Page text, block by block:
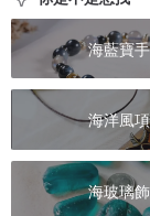
海藍寶
海洋風
海玻璃